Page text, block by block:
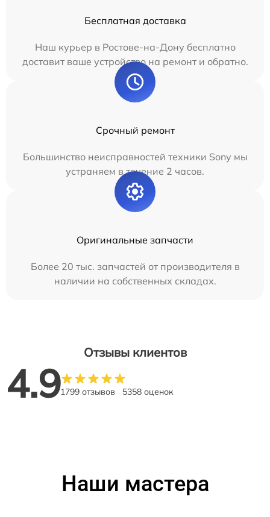
Бесплатная доставка
Наш курьер в Ростове-на-Дону бесплатно
доставит ваше устройство на ремонт и обратно.
Срочный ремонт
Большинство неисправностей техники Sony мы
устраняем в течение 2 часов.
Оригинальные запчасти
Более 20 тыс. запчастей от производителя в
наличии на собственных складах.
Отзывы клиентов
4.91799 отзывов 5358 оценок
Наши мастера